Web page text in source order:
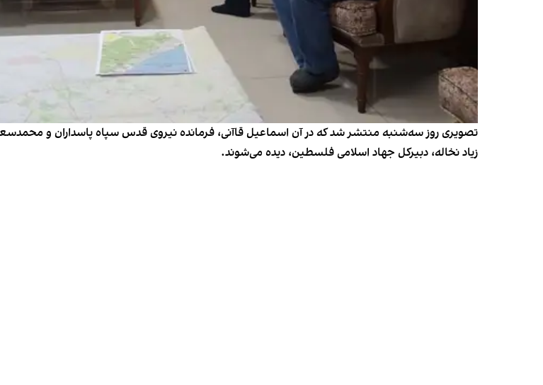
تصویری روز سه‌شنبه منتشر شد که در آن اسماعیل قاآنی، فرمانده نیروی قدس سپاه پاسداران و
زیاد نخاله، دبیرکل جهاد اسلامی فلسطین، دیده می‌شوند.